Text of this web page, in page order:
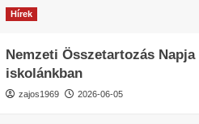
Hírek
Nemzeti Összetartozás Napja
iskolánkban
zajos1969 2026-06-05